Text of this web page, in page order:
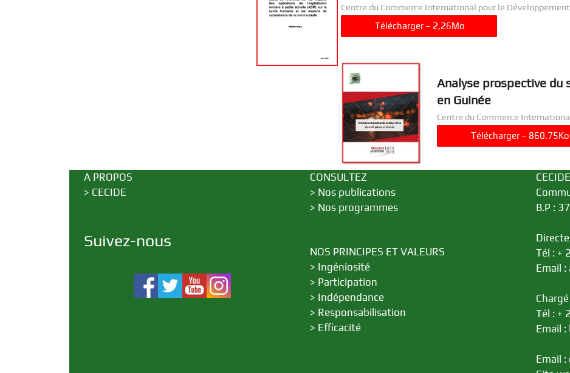
le
Développement
Centre du Commerce International pour le
Télécharger – 2,26Mo
Analyse prospective du
en Guinée
Centre du Commerce
Télécharger – 860.75Ko
A PROPOS
> CECIDE
Suivez-nous
CONSULTEZ
> Nos publications
> Nos programmes
NOS PRINCIPES ET VALEURS
> Ingéniosité
> Participation
> Indépendance
> Responsabilisation
> Efficacité
CECIDE
B.P :
Tél : +
Email :
Tél : +
Email :
Email